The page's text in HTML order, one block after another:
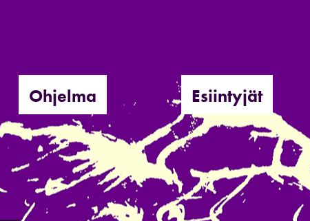
Ohjelma Esiintyjät